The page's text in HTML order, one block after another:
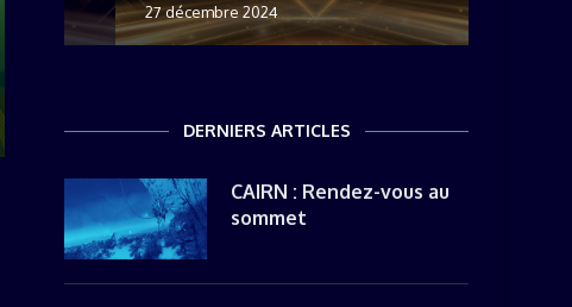
27 décembre 2024
DERNIERS ARTICLES
CAIRN : Rendez-vous au
sommet